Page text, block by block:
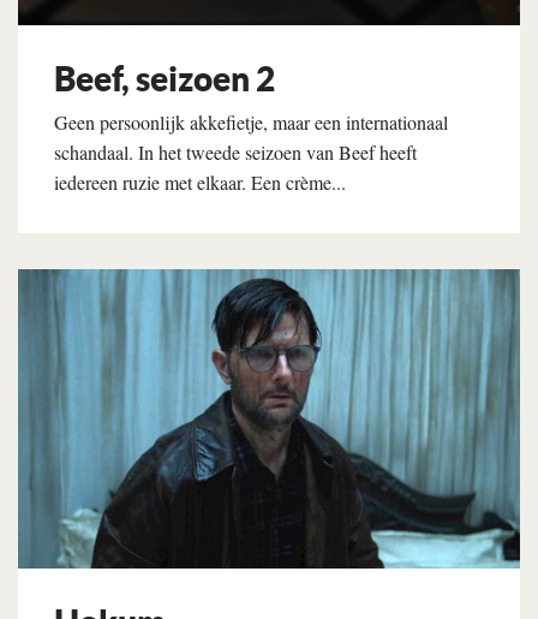
Beef, seizoen 2
Geen persoonlijk akkefietje, maar een internationaal
schandaal. In het tweede seizoen van Beef heeft
iedereen ruzie met elkaar. Een crème...
Lees verder